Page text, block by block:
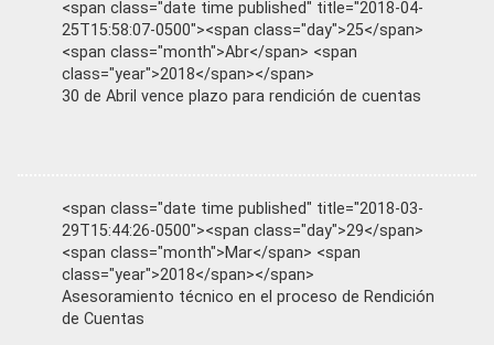
<span class="date time published" title="2018-04-
25T15:58:07-0500"><span class="day">25</span>
<span class="month">Abr</span> <span
class="year">2018</span></span>
30 de Abril vence plazo para rendición de cuentas
<span class="date time published" title="2018-03-
29T15:44:26-0500"><span class="day">29</span>
<span class="month">Mar</span> <span
class="year">2018</span></span>
Asesoramiento técnico en el proceso de Rendición
de Cuentas